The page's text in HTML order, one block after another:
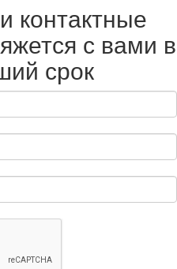
контактные
с вами в
срок